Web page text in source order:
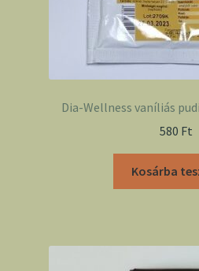
Dia-Wellness vaníliás
580 Ft
Kosárba